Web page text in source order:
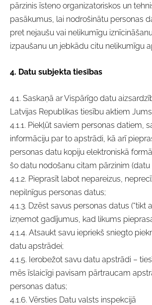
pārzinis īsteno organizatoriskos un
pasākumus, lai nodrošinātu personas
pret nejaušu vai nelikumīgu
izpaušanu un jebkādu citu nelikumīgu
4. Datu subjekta tiesības
4.1. Saskaņā ar Vispārīgo datu
Latvijas Republikas tiesību aktiem
4.1.1. Piekļūt saviem personas datiem,
informāciju par to apstrādi, kā arī
personas datu kopiju elektroniskā
šo datu nodošanu citam pārzinim (datu
4.1.2. Pieprasīt labot nepareizus,
nepilnīgus personas datus;
4.1.3. Dzēst savus personas datus (“tikt
izņemot gadījumus, kad likums
4.1.4. Atsaukt savu iepriekš sniegto
datu apstrādei;
4.1.5. Ierobežot savu datu apstrādi –
mēs īslaicīgi pavisam pārtraucam
personas datus;
4.1.6. Vērsties Datu valsts inspekcijā